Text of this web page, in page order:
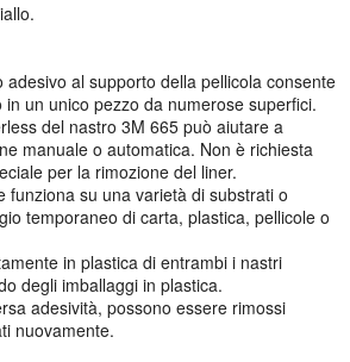
adesivo al supporto della pellicola consente
un unico pezzo da numerose superfici.
del nastro 3M 665 può aiutare a
manuale o automatica. Non è richiesta
per la rimozione del liner.
funziona su una varietà di substrati o
temporaneo di carta, plastica, pellicole o
in plastica di entrambi i nastri
degli imballaggi in plastica.
adesività, possono essere rimossi
nuovamente.